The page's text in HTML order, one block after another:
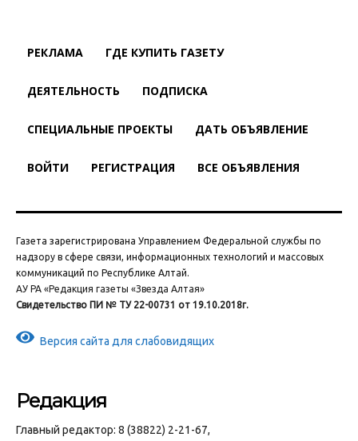
РЕКЛАМА ГДЕ КУПИТЬ ГАЗЕТУ
ДЕЯТЕЛЬНОСТЬ ПОДПИСКА
СПЕЦИАЛЬНЫЕ ПРОЕКТЫ ДАТЬ ОБЪЯВЛЕНИЕ
ВОЙТИ РЕГИСТРАЦИЯ ВСЕ ОБЪЯВЛЕНИЯ
Газета зарегистрирована Управлением Федеральной службы по
надзору в сфере связи, информационных технологий и массовых
коммуникаций по Республике Алтай.
АУ РА «Редакция газеты «Звезда Алтая»
Свидетельство ПИ № ТУ 22-00731 от 19.10.2018г.
Версия сайта для слабовидящих
Редакция
Главный редактор: 8 (38822) 2-21-67,